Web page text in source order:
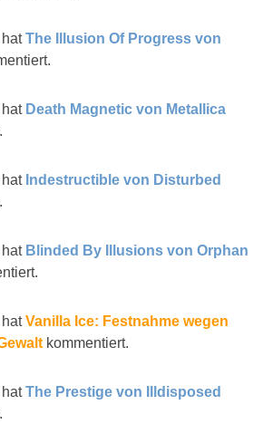
hatThe Illusion Of Progress von
hat Death Magnetic von Metallica
hat Indestructible von Disturbed
hat Blinded By Illusions von Orphan
hatVanilla Ice: Festnahme wegen
kommentiert.
hatThe Prestige von Illdisposed